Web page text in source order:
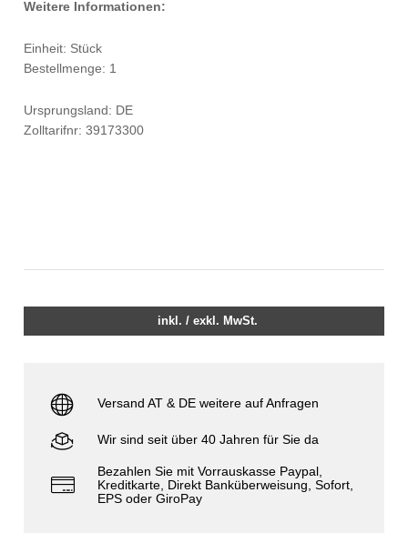
Weitere Informationen:
Einheit: Stück
Bestellmenge: 1
Ursprungsland: DE
Zolltarifnr: 39173300
inkl. / exkl. MwSt.
Versand AT & DE weitere auf Anfragen
Wir sind seit über 40 Jahren für Sie da
Bezahlen Sie mit Vorrauskasse Paypal,
Kreditkarte, Direkt Banküberweisung, Sofort,
EPS oder GiroPay